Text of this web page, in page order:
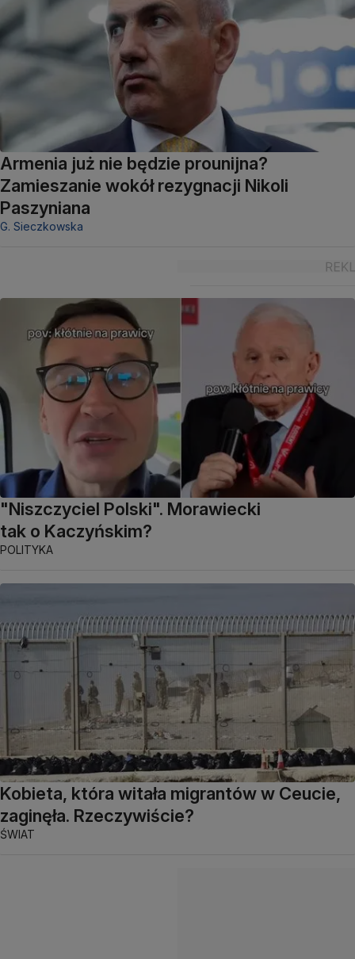
Armenia już nie będzie prounijna?
Zamieszanie wokół rezygnacji Nikoli
Paszyniana
G. Sieczkowska
"Niszczyciel Polski". Morawiecki
tak o Kaczyńskim?
POLITYKA
Kobieta, która witała migrantów w Ceucie,
zaginęła. Rzeczywiście?
ŚWIAT